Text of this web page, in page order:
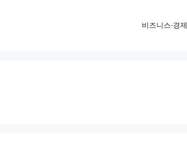
비즈니스·경제